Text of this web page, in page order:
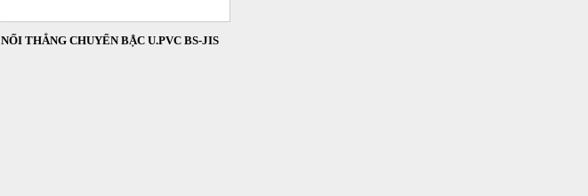
NỐI THẲNG CHUYỂN BẬC U.PVC BS-JIS